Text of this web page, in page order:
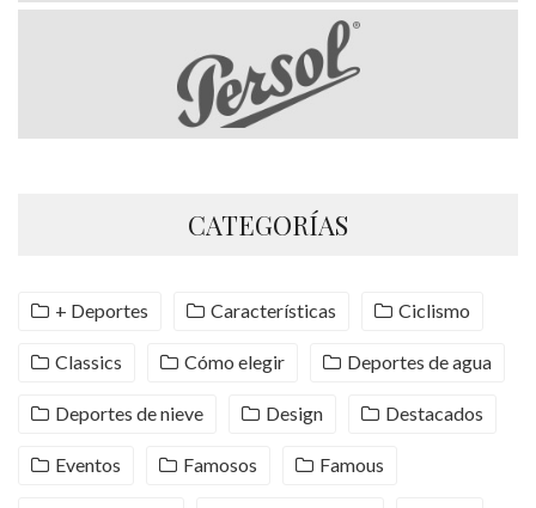
CATEGORÍAS
+ Deportes Características Ciclismo
Classics Cómo elegir Deportes de agua
Deportes de nieve Design Destacados
Eventos Famosos Famous